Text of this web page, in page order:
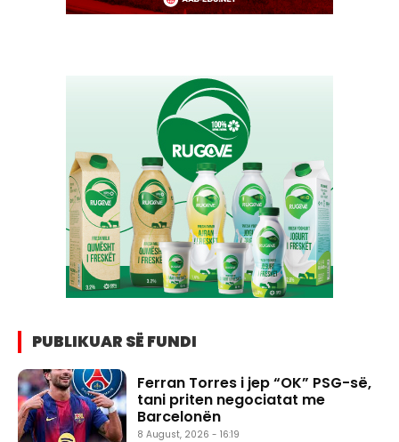
PUBLIKUAR SË FUNDI
Ferran Torres i jep “OK” PSG-së,
tani priten negociatat me
Barcelonën
8 August, 2026 - 16:19